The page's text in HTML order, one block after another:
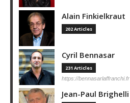
Alain Finkielkraut
202 Articles
Cyril Bennasar
231 Articles
https://bennasarlaffranchi.fr
Jean-Paul Brighelli